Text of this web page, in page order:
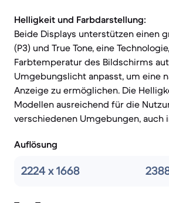
Helligkeit und Farbdarstellung:
Beide Displays unterstützen einen
(P3) und True Tone, eine
Farbtemperatur des Bildschirms
Umgebungslicht anpasst, um eine
Anzeige zu ermöglichen. Die
Modellen ausreichend für die
verschiedenen Umgebungen, auch
Auflösung
2224 x 1668